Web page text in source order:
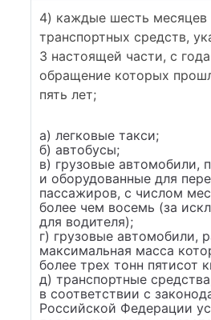
4) каждые шесть месяцев
транспортных средств,
3 настоящей части, с
обращение которых
пять лет;
а) легковые такси;
б) автобусы;
в) грузовые автомобили,
и оборудованные для
пассажиров, с числом
более чем восемь (за
для водителя);
г) грузовые автомобили,
максимальная масса
более трех тонн пятисот
д) транспортные
в соответствии с
Российской Федерации